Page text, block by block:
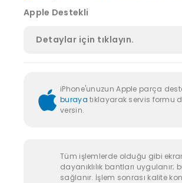
Apple Destekli
Detaylar için tıklayın.
iPhone'unuzun Apple parça
buraya tıklayarak servis formu
versin.
Tüm işlemlerde olduğu gibi
dayanıklılık bantları uygulanır;
sağlanır. İşlem sonrası kalite